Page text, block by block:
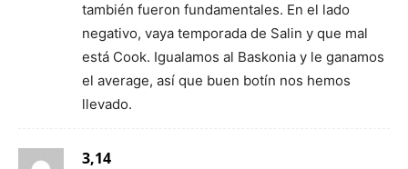
también fueron fundamentales. En el lado
negativo, vaya temporada de Salin y que mal
está Cook. Igualamos al Baskonia y le ganamos
el average, así que buen botín nos hemos
llevado.
3,14